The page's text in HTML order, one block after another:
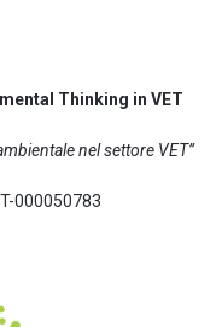
Thinking in VET
nel settore VET”
000050783